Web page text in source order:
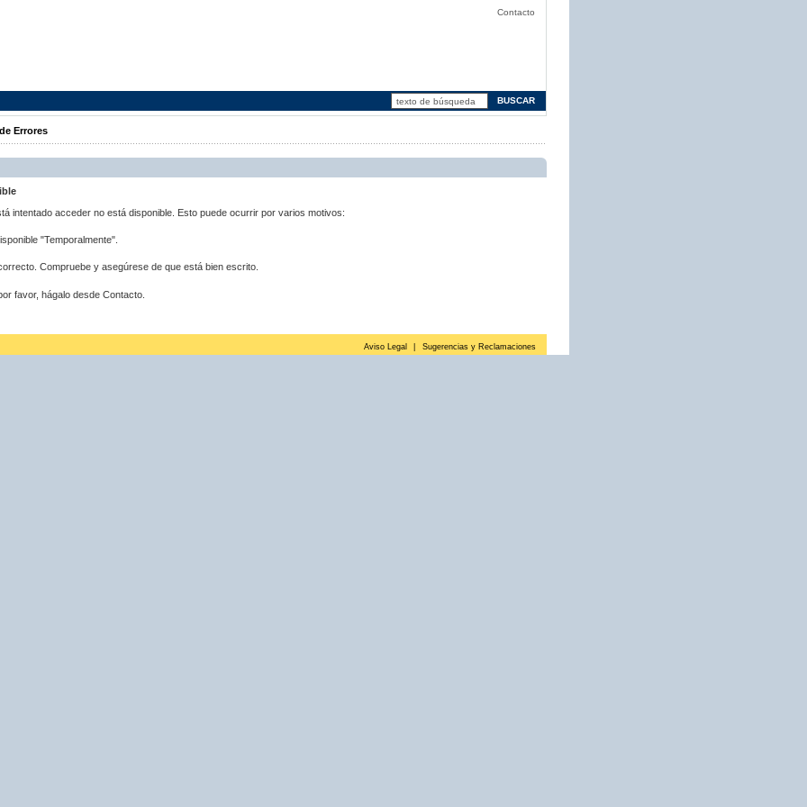
Contacto
Errores
intentado acceder no está disponible. Esto puede ocurrir por varios motivos:
"Temporalmente".
Compruebe y asegúrese de que está bien escrito.
favor, hágalo desde Contacto.
Aviso Legal Sugerencias y Reclamaciones